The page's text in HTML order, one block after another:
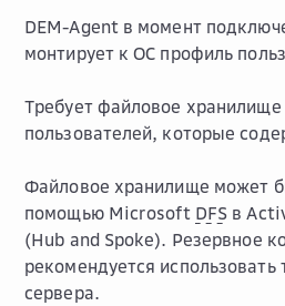
DEM-Agent в момент
монтирует к ОС профиль
Требует файловое
пользователей, которые
Файловое хранилище может
помощью Microsoft DFS в
(Hub and Spoke). Резервное
рекомендуется
сервера.